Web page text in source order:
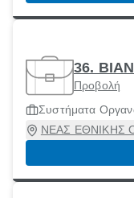
36.
Προβολή
Συστήματα
ΝΕΑΣ ΕΘΝΙΚΗΣ